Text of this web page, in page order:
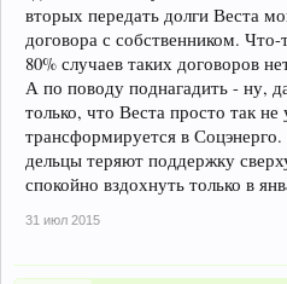
вторых передать долги Веста
договора с собственником.
80% случаев таких договоров
А по поводу поднагадить - ну,
только, что Веста просто так не
трансформируется в
дельцы теряют поддержку
спокойно вздохнуть только в
31 июл 2015